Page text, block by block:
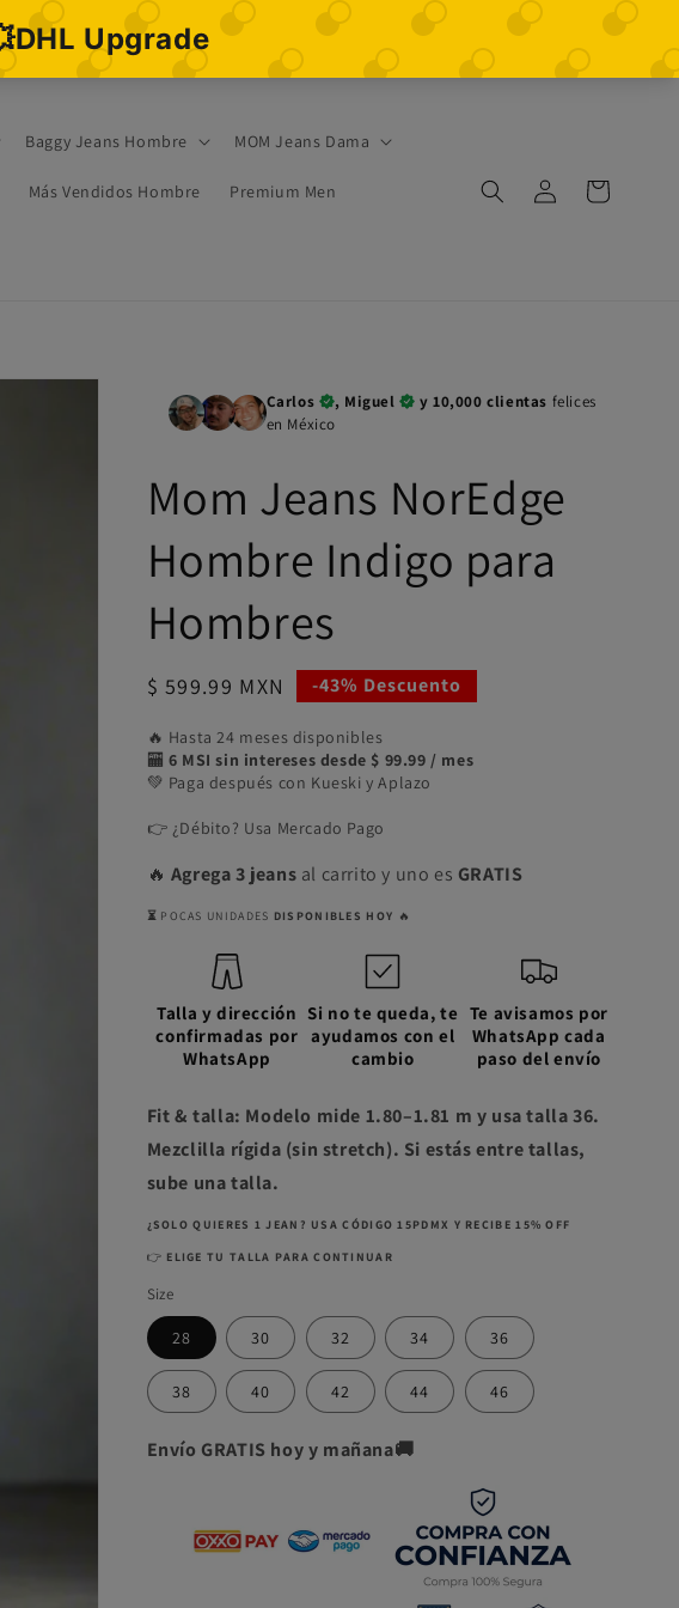
Baggy Jeans Hombre MOM Jeans Dama
Más Vendidos Hombre Premium Men
Iniciar
sesión
Carrito
Carlos , Miguel y 10,000 clientas felices
en México
Mom Jeans NorEdge
Hombre Indigo para
Hombres
Precio
oferta
$ 599.99 MXN -43% Descuento
🔥 Hasta 24 meses disponibles
🏧 6 MSI sin intereses desde $ 99.99 / mes
💚 Paga después con Kueski y Aplazo
👉 ¿Débito? Usa Mercado Pago
🔥 Agrega 3 jeans al carrito y uno es GRATIS
⏳ POCAS UNIDADES DISPONIBLES HOY 🔥
Talla y dirección
confirmadas por
WhatsApp
Si no te queda, te
ayudamos con el
cambio
Te avisamos por
WhatsApp cada
paso del envío
Fit & talla: Modelo mide 1.80–1.81 m y usa talla 36.
Mezclilla rígida (sin stretch). Si estás entre tallas,
sube una talla.
¿SOLO QUIERES 1 JEAN? USA CÓDIGO 15PDMX Y RECIBE 15% OFF
👉 ELIGE TU TALLA PARA CONTINUAR
Size
28 30 32 34 36
38 40 42 44 46
Envío GRATIS hoy y mañana🚚